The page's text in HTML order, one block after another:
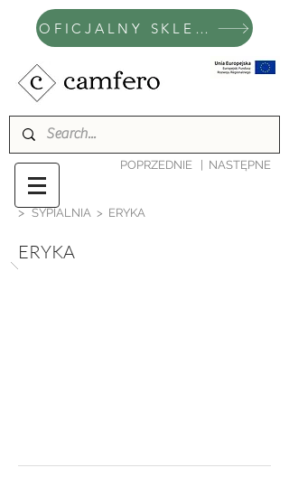
OFICJALNY SKLEP CAMFERO
POPRZEDNIE NASTĘPNE
>SYPIALNIA > ERYKA
ERYKA